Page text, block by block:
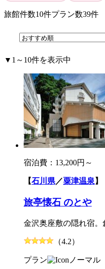
旅館件数10件プラン数39件
▼1～10件を表示中
宿泊費： 13,200円～
【石川県／粟津温泉 】
旅亭懐石 のとや
金沢奥座敷の隠れ宿。
（4.2）
プラン ノーマル